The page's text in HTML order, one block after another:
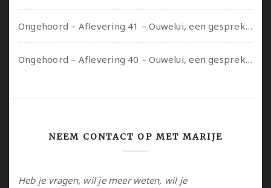
Ongehoord – Aflevering 41 – Ouwelui, een gesprek met Marcelle over polyamorie op latere leeftijd, (mantel)zorg voor je partners en seksueel plezier.
Ongehoord – Aflevering 40 – Ouwelui, een gesprek met Sadie Lune over vormende relaties en de geschiedenis van de queer pornobeweging
NEEM CONTACT OP MET MARIJE
Heb je vragen, wil je meer weten, wil je